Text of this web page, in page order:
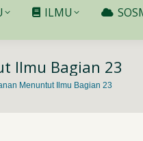
ILMU
Ilmu Bagian 23
Menuntut Ilmu Bagian 23